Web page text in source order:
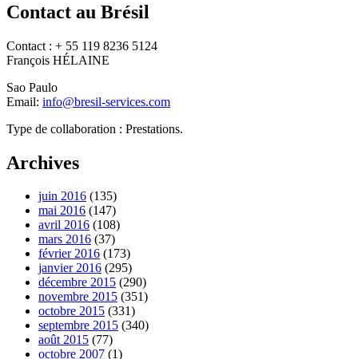
Contact au Brésil
Contact : + 55 119 8236 5124
François HÉLAINE
Sao Paulo
Email: info@bresil-services.com
Type de collaboration : Prestations.
Archives
juin 2016 (135)
mai 2016 (147)
avril 2016 (108)
mars 2016 (37)
février 2016 (173)
janvier 2016 (295)
décembre 2015 (290)
novembre 2015 (351)
octobre 2015 (331)
septembre 2015 (340)
août 2015 (77)
octobre 2007 (1)